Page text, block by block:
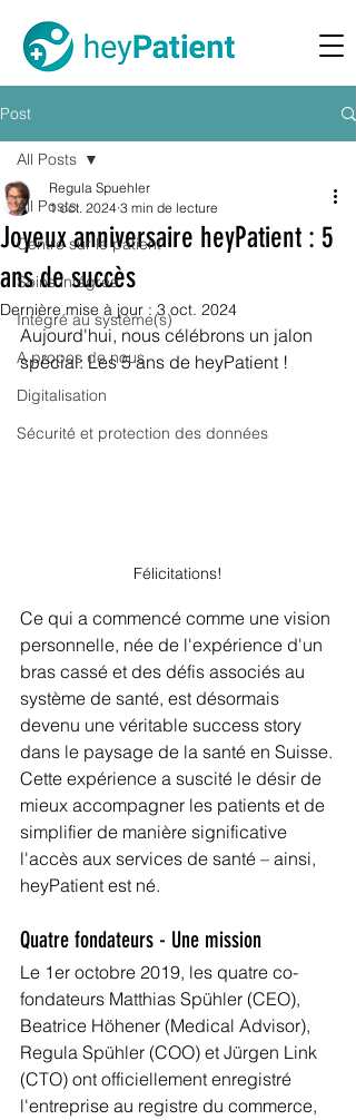
Post
All Posts
Centré sur le patient
Soins intégrés
Intégré au système(s)
A propos de nous
Digitalisation
Sécurité et protection des données
All Posts
Joyeux anniversaire heyPatient : 5
ans de succès
Regula Spuehler
1 oct. 2024 3 min de lecture
Dernière mise à jour :3 oct. 2024
Aujourd'hui, nous célébrons un jalon
spécial: Les 5 ans de heyPatient !
Félicitations!
Ce qui a commencé comme une vision
personnelle, née de l'expérience d'un
bras cassé et des défis associés au
système de santé, est désormais
devenu une véritable success story
dans le paysage de la santé en Suisse.
Cette expérience a suscité le désir de
mieux accompagner les patients et de
simplifier de manière significative
l'accès aux services de santé – ainsi,
heyPatient est né.
Quatre fondateurs - Une mission
Le 1er octobre 2019, les quatre co-
fondateurs Matthias Spühler (CEO),
Beatrice Höhener (Medical Advisor),
Regula Spühler (COO) et Jürgen Link
(CTO) ont officiellement enregistré
l'entreprise au registre du commerce,